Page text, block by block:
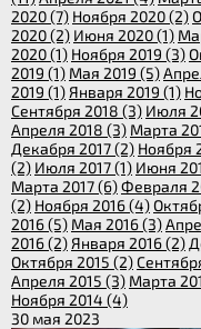
2020 (7) Ноября 2020 (2)
2020 (2) Июня 2020 (1)
2020 (1) Ноября 2019 (3)
2019 (1) Мая 2019 (5)
2019 (1) Января 2019 (1)
Сентября 2018 (3) Июля
Апреля 2018 (3) Марта
Декабря 2017 (2) Ноября
(2) Июля 2017 (1) Июня
Марта 2017 (6)Февраля
(2) Ноября 2016 (4)
2016 (5) Мая 2016 (3)
2016 (2) Января 2016 (2)
Октября 2015 (2)
Апреля 2015 (3) Марта
Ноября 2014 (4)
30 мая 2023